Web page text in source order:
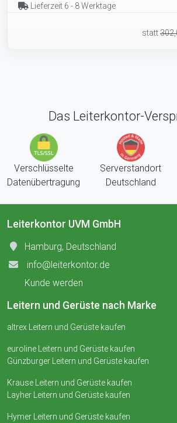
Lieferzeit 6 - 8 Werktage
statt
Das Leiterkontor-
Verschlüsselte
Datenübertragung
Serverstandort
Deutschland
Leiterkontor UVM GmbH
Hamburg, Deutschland
info@leiterkontor.de
Kunde werden
Leitern und Gerüste nach Marke
altrex Leitern und Gerüste kaufen
euroline Leitern und Gerüste kaufen
Günzburger Leitern und Gerüste kaufen
Krause Leitern und Gerüste kaufen
Layher Leitern und Gerüste kaufen
Hymer Leitern und Gerüste kaufen